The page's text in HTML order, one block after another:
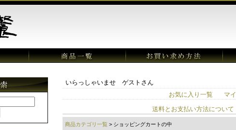
いらっしゃいませ ゲストさん
お気に入り一覧
マ
送料とお支払い方法について
商品カテゴリ一覧 > ショッピングカートの中